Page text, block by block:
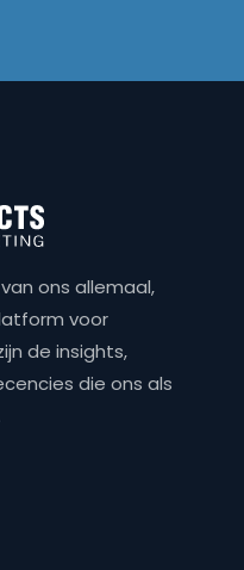
ons allemaal,
voor
de insights,
die ons als